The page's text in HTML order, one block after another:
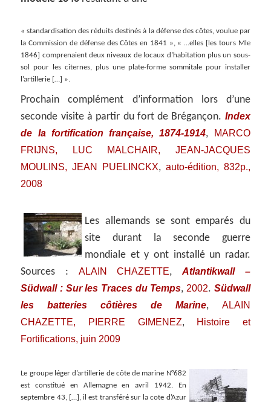
« standardisation des réduits destinés à la défense des côtes, voulue par
la Commission de défense des Côtes en 1841 », « …elles [les tours Mle
1846] comprenaient deux niveaux de locaux d’habitation plus un sous-
sol pour les citernes, plus une plate-forme sommitale pour installer
l’artillerie […] ».
Prochain complément d’information lors d’une
seconde visite à partir du fort de Brégançon. Index
de la fortification française, 1874-1914,
MARCO
FRIJNS, LUC MALCHAIR, JEAN-JACQUES
MOULINS, JEAN PUELINCKX, auto-édition, 832p.,
2008
Les allemands se sont emparés du
site durant la seconde guerre
mondiale et y ont installé un radar.
Sources : ALAIN CHAZETTE,Atlantikwall –
Südwall : Sur les Traces du Temps, 2002. Südwall
les batteries côtières de Marine, ALAIN
CHAZETTE, PIERRE GIMENEZ, Histoire et
Fortifications, juin 2009
Le groupe léger d’artillerie de côte de marine N°682
est constitué en Allemagne en avril 1942. En
septembre 43, […], il est transféré sur la cote d’Azur